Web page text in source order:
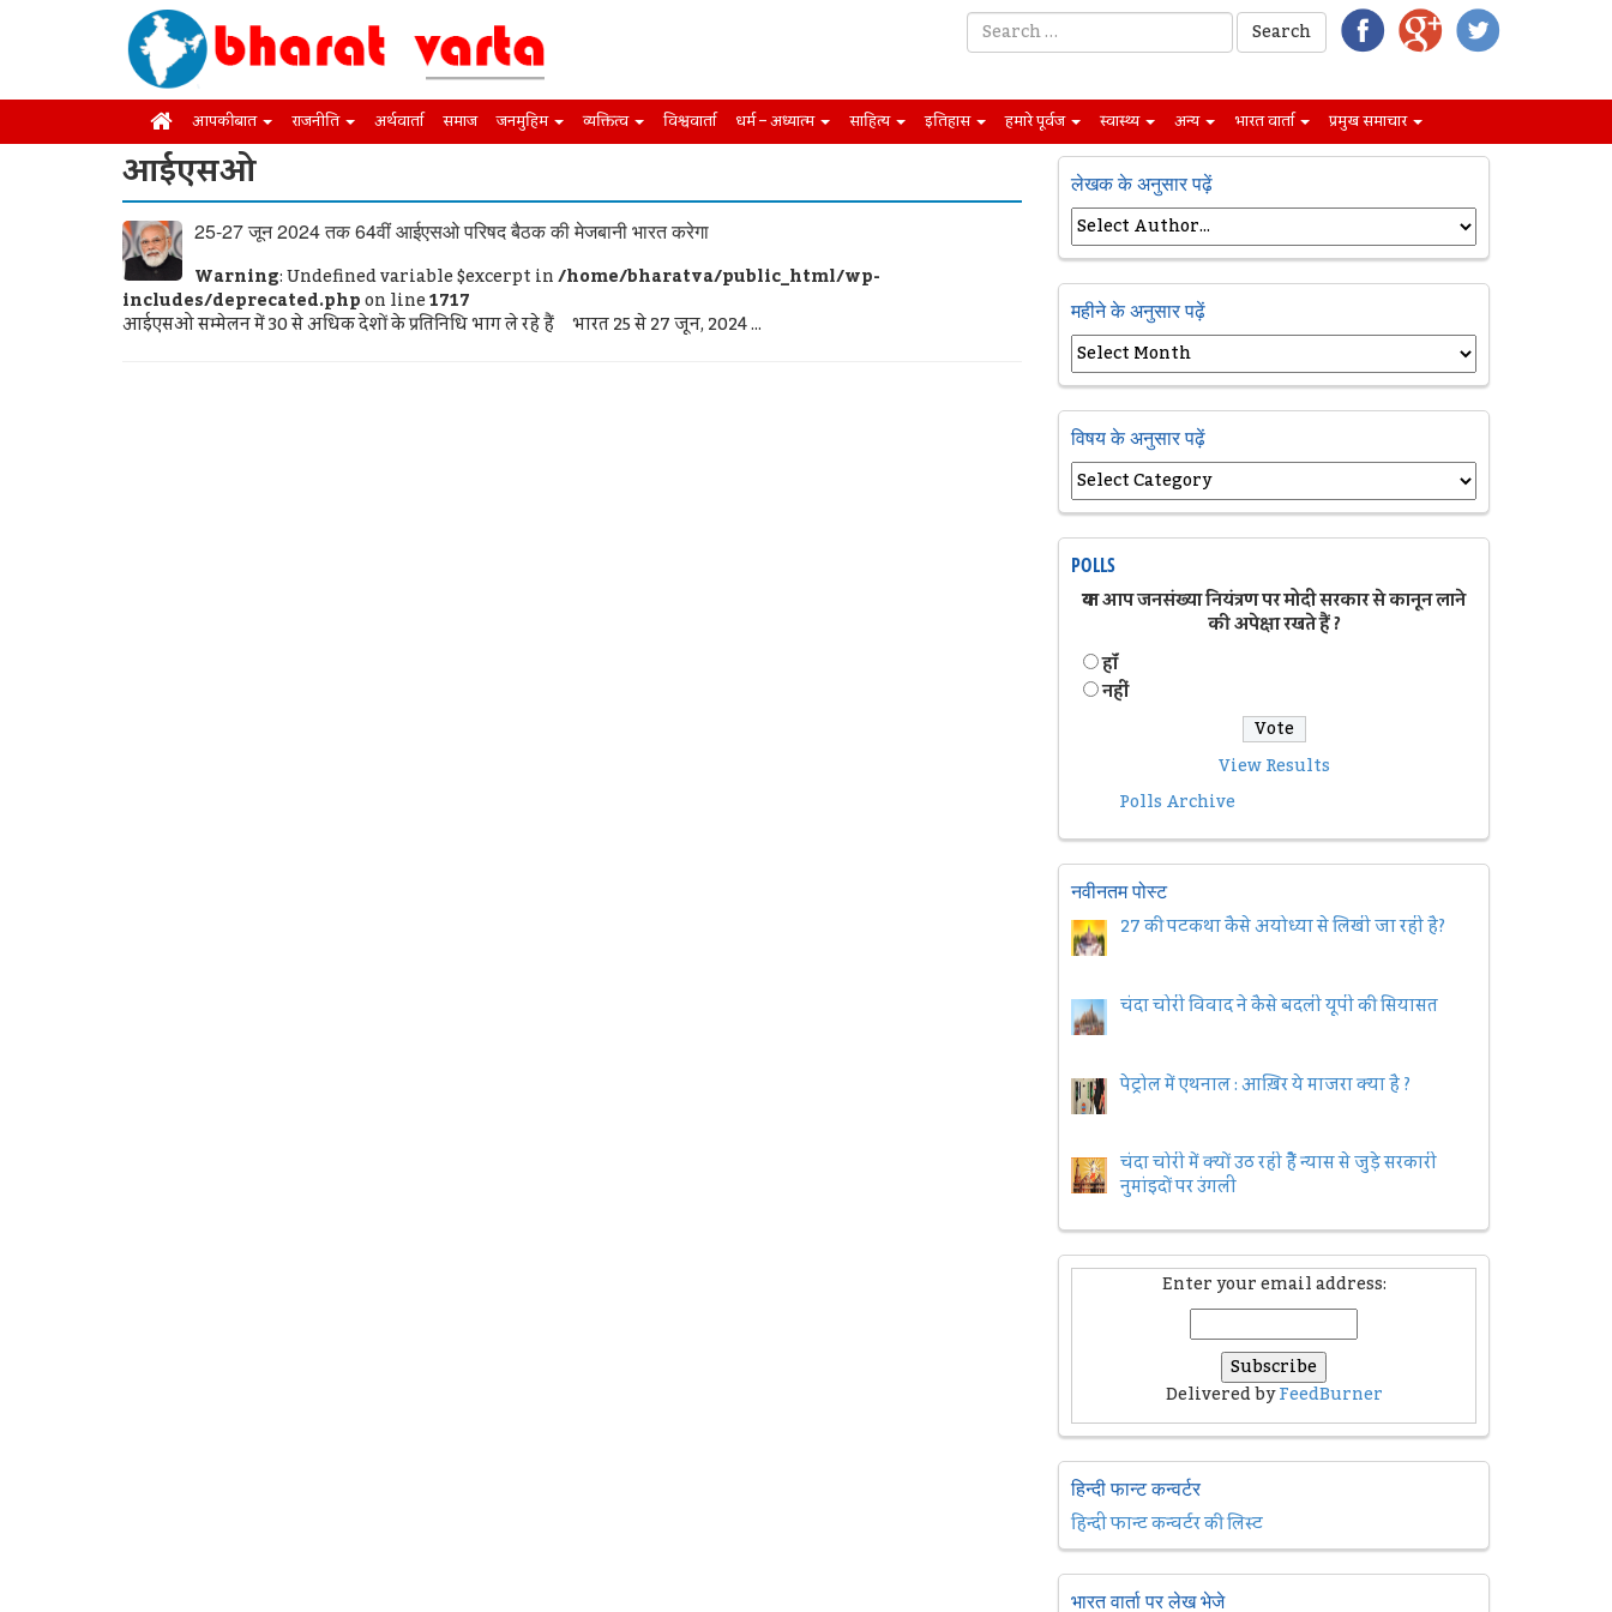
आपकी बात राजनीति अर्थवार्ता समाज जनमुहिम व्यक्तित्व विश्ववार्ता धर्म – अध्यात्म साहित्य इतिहास हमारे पूर्वज स्वास्थ्य अन्य भारत वार्ता प्रमुख समाचार
आईएसओ
25-27 जून 2024 तक 64वीं आईएसओ परिषद बैठक की मेजबानी भारत करेगा
Warning: Undefined variable $excerpt in/home/bharatva/public_html/wp-
includes/deprecated.phpon line1717
आईएसओ सम्मेलन में 30 से अधिक देशों के प्रतिनिधि भाग ले रहे हैं भारत 25 से 27 जून, 2024 ...
लेखक के अनुसार पढ़ें
महीने के अनुसार पढ़ें
विषय के अनुसार पढ़ें
POLLS
क्या आप जनसंख्या नियंत्रण पर मोदी सरकार से कानून लाने
की अपेक्षा रखते हैं ?
हॉं
नहीं
View Results
Polls Archive
नवीनतम पोस्ट
27 की पटकथा कैसे अयोध्या से लिखी जा रही है?
चंदा चोरी विवाद ने कैसे बदली यूपी की सियासत
पेट्रोल में एथनाल : आख़िर ये माजरा क्या है ?
चंदा चोरी में क्यों उठ रही हैैं न्यास से जुड़े सरकारी
नुमांइदों पर उंगली
Enter your email address:
Delivered byFeedBurner
हिन्दी फान्ट कन्वर्टर
हिन्दी फान्ट कन्वर्टर की लिस्ट
भारत वार्ता पर लेख भेजे